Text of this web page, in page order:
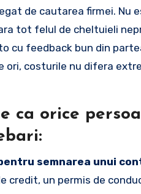
de cautarea firmei. Nu
tot felul de cheltuieli
cu feedback bun din
ori, costurile nu difera
ca orice
semnarea unui
credit, un permis de